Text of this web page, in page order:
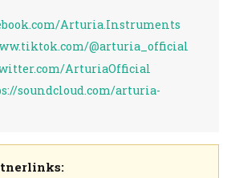
Arturia.Instruments
@arturia_official
ArturiaOfficial
soundcloud.com/arturia-